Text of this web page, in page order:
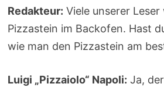
Redakteur: Viele unserer
Pizzastein im Backofen. Hast
wie man den Pizzastein am
Luigi „Pizzaiolo“ Napoli: Ja,